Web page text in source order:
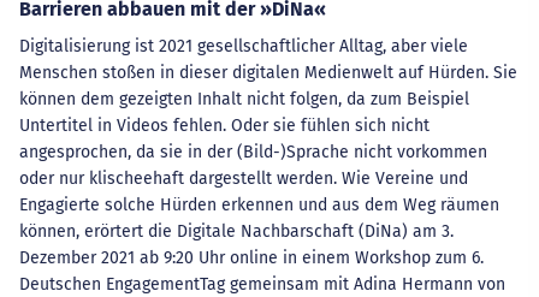
Barrieren abbauen mit der »DiNa«
Digitalisierung ist 2021 gesellschaftlicher Alltag, aber viele
Menschen stoßen in dieser digitalen Medienwelt auf Hürden. Sie
können dem gezeigten Inhalt nicht folgen, da zum Beispiel
Untertitel in Videos fehlen. Oder sie fühlen sich nicht
angesprochen, da sie in der (Bild-)Sprache nicht vorkommen
oder nur klischeehaft dargestellt werden. Wie Vereine und
Engagierte solche Hürden erkennen und aus dem Weg räumen
können, erörtert die Digitale Nachbarschaft (DiNa) am 3.
Dezember 2021 ab 9:20 Uhr online in einem Workshop zum 6.
Deutschen EngagementTag gemeinsam mit Adina Hermann von